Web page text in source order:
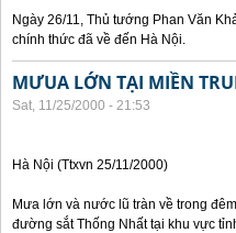
Ngày 26/11, Thủ tướng Phan Văn
chính thức đã về đến Hà Nội.
MƯUA LỚN TẠI MIỀN
Sat, 11/25/2000 - 21:53
Hà Nội (Ttxvn 25/11/2000)
Mưa lớn và nước lũ tràn về trong
đường sắt Thống Nhất tại khu vực